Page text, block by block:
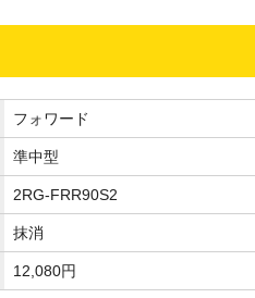
フォワード
準中型
2RG-FRR90S2
抹消
12,080円